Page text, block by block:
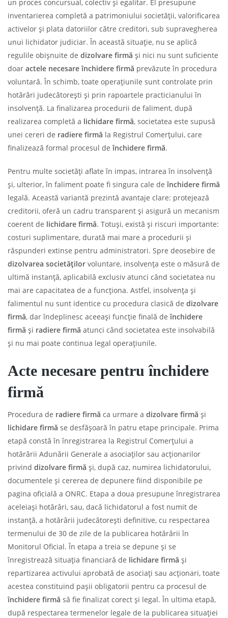
un proces concursual, colectiv și egalitar. El presupune
inventarierea completă a patrimoniului societății, valorificarea
activelor și plata datoriilor către creditori, sub supravegherea
unui lichidator judiciar. În această situație, nu se aplică
regulile obișnuite de dizolvare firmă și nici nu sunt suficiente
doar actele necesare închidere firmă prevăzute în procedura
voluntară. În schimb, toate operațiunile sunt controlate prin
hotărâri judecătorești și prin rapoartele practicianului în
insolvență. La finalizarea procedurii de faliment, după
realizarea completă a lichidare firmă, societatea este supusă
unei cereri de radiere firmă la Registrul Comerțului, care
finalizează formal procesul deînchidere firmă.
Pentru multe societăți aflate în impas, intrarea în insolvență
și, ulterior, în faliment poate fi singura cale deînchidere firmă
legală. Această variantă prezintă avantaje clare: protejează
creditorii, oferă un cadru transparent și asigură un mecanism
coerent de lichidare firmă. Totuși, există și riscuri importante:
costuri suplimentare, durată mai mare a procedurii și
răspunderi extinse pentru administratori. Spre deosebire de
dizolvarea societăților voluntare, insolvența este o măsură de
ultimă instanță, aplicabilă exclusiv atunci când societatea nu
mai are capacitatea de a funcționa. Astfel, insolvența și
falimentul nu sunt identice cu procedura clasică de dizolvare
firmă, dar îndeplinesc aceeași funcție finală deînchidere
firmă și radiere firmă atunci când societatea este insolvabilă
și nu mai poate continua legal operațiunile.
Acte necesare pentru închidere
firmă
Procedura de radiere firmă ca urmare a dizolvare firmă și
lichidare firmă se desfășoară în patru etape principale. Prima
etapă constă în înregistrarea la Registrul Comerțului a
hotărârii Adunării Generale a asociaților sau acționarilor
privind dizolvare firmă și, după caz, numirea lichidatorului,
documentele și cererea de depunere fiind disponibile pe
pagina oficială a ONRC. Etapa a doua presupune înregistrarea
aceleiași hotărâri, sau, dacă lichidatorul a fost numit de
instanță, a hotărârii judecătorești definitive, cu respectarea
termenului de 30 de zile de la publicarea hotărârii în
Monitorul Oficial. În etapa a treia se depune și se
înregistrează situația financiară de lichidare firmă și
repartizarea activului aprobată de asociați sau acționari, toate
acestea constituind pașii obligatorii pentru ca procesul de
închidere firmă să fie finalizat corect și legal. În ultima etapă,
după respectarea termenelor legale de la publicarea situației